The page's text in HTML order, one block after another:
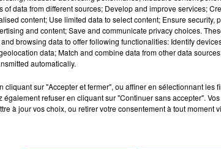
of data from different sources; Develop and improve services;
content; Use limited data to select content; Ensure security,
and content; Save and communicate privacy choices.
browsing data to offer following functionalities: Identify
data; Match and combine data from other data
automatically.
cliquant sur "Accepter et fermer", ou affiner en sélectionnant les
également refuser en cliquant sur "Continuer sans accepter".
à jour vos choix, ou retirer votre consentement à tout moment